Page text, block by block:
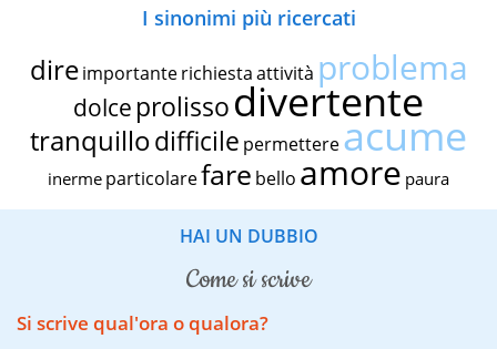
I sinonimi più ricercati
dire importante richiestaattività problema
dolce prolissodivertente
tranquillodifficile permettereacume
inerme particolarefare bello amore paura
HAI UN DUBBIO
come si scrive
Si scrive qual'ora o qualora?